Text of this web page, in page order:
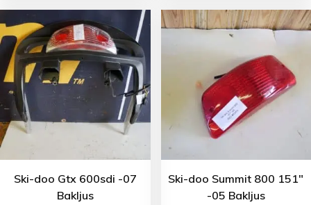
Ski-doo Gtx 600sdi -07
Bakljus
Ski-doo Summit 800 151″
-05 Bakljus